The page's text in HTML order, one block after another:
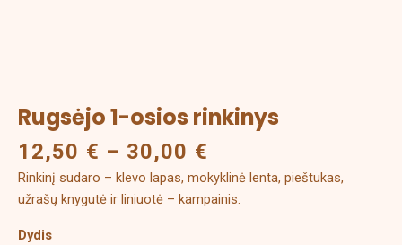
o
k
r
a
m
Rugsėjo 1-osios rinkinys
12,50 € – 30,00 €
12,50 €
through
Rinkinį sudaro – klevo lapas, mokyklinė lenta, pieštukas,
užrašų knygutė ir liniuotė – kampainis.
Dydis
Rugsėjo
osios
rinkinys